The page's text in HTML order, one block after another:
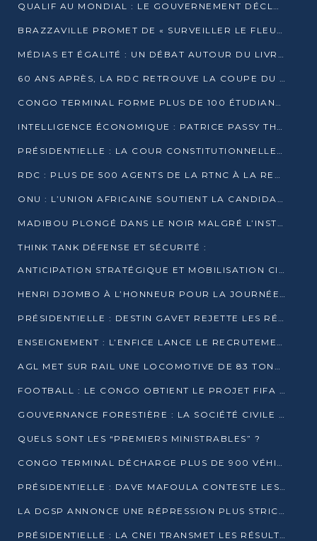
QUALIF AU MONDIAL : LE GOUVERNEMENT DÉCLARE LA JOURNÉE DU 1ER AVRIL 2026 CHÔMÉE ET PAYÉE
BRAZZAVILLE PROMET DE « SURVEILLER LE FLEUVE » APRÈS LA QUALIFICATION DE LA RDC AU MONDIAL
MÉDIAS ET ÉGALITÉ : UN DÉBAT AUTOUR DU LIVRE « CES FEMMES QUI REPRENNENT LE POUVOIR SUR LEUR VIE »
60 ANS APRÈS, LA RDC RETROUVE LA COUPE DU MONDE
CONGO TERMINAL FORME PLUS DE 100 ÉTUDIANTS AUX TECHNIQUES D’EMBAUCHE
INTELLIGENCE ÉCONOMIQUE : PATRICE PASSY THÉORISE UNE STRATÉGIE ADAPTÉE AUX CONTEXTES FRAGMENTÉS
PRÉSIDENTIELLE : LA COUR CONSTITUTIONNELLE CONFIRME LA VICTOIRE DE SASSOU NGUESSO AVEC 94,90 % DES SUFFRAGES
RDC : PLUS DE 500 AGENTS DE LA RTNC À LA RETRAITE, UNE PAGE SE TOURNE
ONU : L’UNION AFRICAINE SOUTIENT LA CANDIDATURE DE MACKY SALL
MADIBOU PLONGÉ DANS LE NOIR MALGRÉ L’INSTALLATION D’UN NOUVEAU TRANSFORMATEUR
THINK TANK DÉFENSE ET SÉCURITÉ :
ANTICIPATION STRATÉGIQUE ET MOBILISATION CITOYENNE POUR NOTRE SOUVERAINETÉ NATIONALE
HENRI DJOMBO À L’HONNEUR POUR LA JOURNÉE MONDIALE DU THÉÂTRE
PRÉSIDENTIELLE : DESTIN GAVET REJETTE LES RÉSULTATS ET APPELLE À UN DIALOGUE NATIONAL
ENSEIGNEMENT : L’ENFICE LANCE LE RECRUTEMENT DE SA PREMIÈRE PROMOTION DE PROFESSEURS DES ÉCOLES
AGL MET SUR RAIL UNE LOCOMOTIVE DE 83 TONNES À POINTE-NOIRE
FOOTBALL : LE CONGO OBTIENT LE PROJET FIFA ARENA POUR SES 15 DÉPARTEMENTS
GOUVERNANCE FORESTIÈRE : LA SOCIÉTÉ CIVILE CONGOLAISE AFFICHE SES PRIORITÉS POUR 2026
QUELS SONT LES “PREMIERS MINISTRABLES” ?
CONGO TERMINAL DÉCHARGE PLUS DE 900 VÉHICULES EN QUELQUES HEURES
PRÉSIDENTIELLE : DAVE MAFOULA CONTESTE LES RÉSULTATS PROVISOIRES
LA DGSP ANNONCE UNE RÉPRESSION PLUS STRICTE CONTRE LES MOTO-TAXIS
PRÉSIDENTIELLE : LA CNEI TRANSMET LES RÉSULTATS PROVISOIRES À LA COUR CONSTITUTIONNELLE